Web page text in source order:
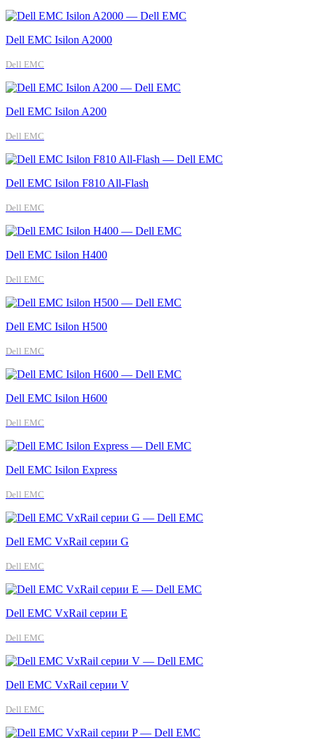
Dell EMC Isilon A2000
Dell EMC
Dell EMC Isilon A200
Dell EMC
Dell EMC Isilon F810 All-Flash
Dell EMC
Dell EMC Isilon H400
Dell EMC
Dell EMC Isilon H500
Dell EMC
Dell EMC Isilon H600
Dell EMC
Dell EMC Isilon Express
Dell EMC
Dell EMC VxRail серии G
Dell EMC
Dell EMC VxRail серии E
Dell EMC
Dell EMC VxRail серии V
Dell EMC